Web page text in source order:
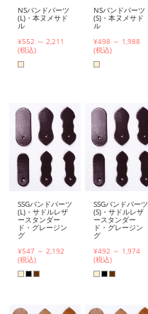
NSバンドパーツ
(L)・本ヌメサド
ル
¥552 ～ 2,211
(税込)
NSバンドパーツ
(S)・本ヌメサド
ル
¥498 ～ 1,988
(税込)
SSGバンドパーツ
(L)・サドルレザ
ースタンダー
ド・グレージン
グ
¥547 ～ 2,192
(税込)
SSGバンドパーツ
(S)・サドルレザ
ースタンダー
ド・グレージン
グ
¥492 ～ 1,974
(税込)